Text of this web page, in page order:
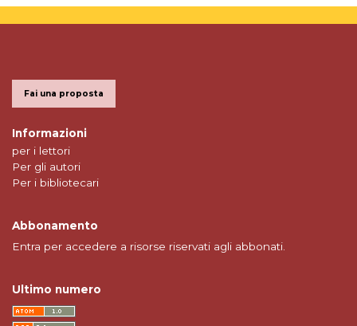
Fai una proposta
Informazioni
per i lettori
Per gli autori
Per i bibliotecari
Abbonamento
Entra per accedere a risorse riservati agli abbonati.
Ultimo numero